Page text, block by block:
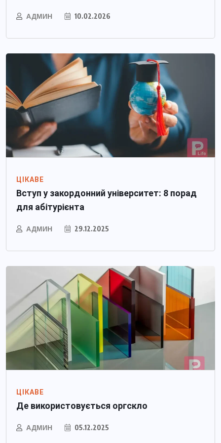
АДМИН 10.02.2026
ЦІКАВЕ
Вступ у закордонний університет: 8 порад
для абітурієнта
АДМИН 29.12.2025
ЦІКАВЕ
Де використовується оргскло
АДМИН 05.12.2025